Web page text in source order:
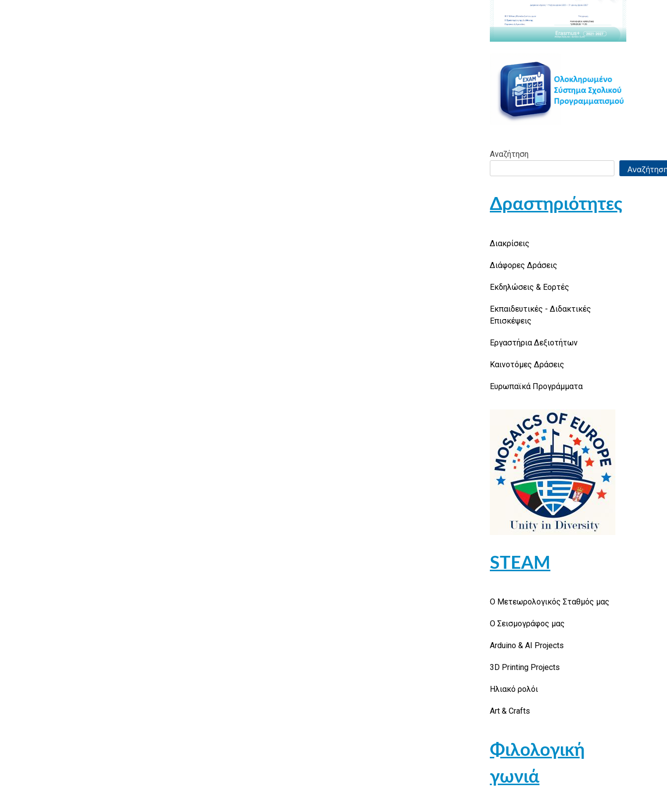
Αναζήτηση
Δραστηριότητες
Διακρίσεις
Διάφορες Δράσεις
Εκδηλώσεις & Εορτές
Εκπαιδευτικές - Διδακτικές
Επισκέψεις
Εργαστήρια Δεξιοτήτων
Καινοτόμες Δράσεις
Ευρωπαϊκά Προγράμματα
STEAM
Ο Μετεωρολογικός Σταθμός μας
Ο Σεισμογράφος μας
Arduino & AI Projects
3D Printing Projects
Ηλιακό ρολόι
Art & Crafts
Φιλολογική
γωνιά